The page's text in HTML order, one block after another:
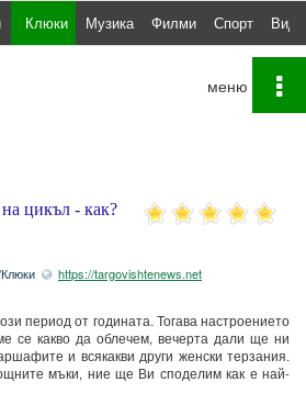
Клюки Музика Филми Спорт
цикъл - как?
https://targovishtenews.net
период от годината. Тогава настроението
се какво да облечем, вечерта дали ще ни
и всякакви други женски терзания.
мъки, ние ще Ви споделим как е най-